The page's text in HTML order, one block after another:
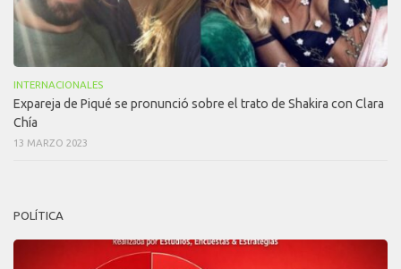
INTERNACIONALES
Expareja de Piqué se pronunció sobre el trato de Shakira con Clara
Chía
13 MARZO 2023
POLÍTICA